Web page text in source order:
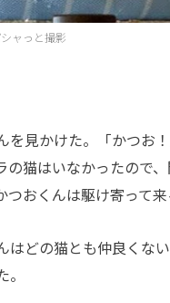
ャっと撮影
見かけた。「かつお
猫はいなかったので
おくんは駆け寄って来
どの猫とも仲良くな